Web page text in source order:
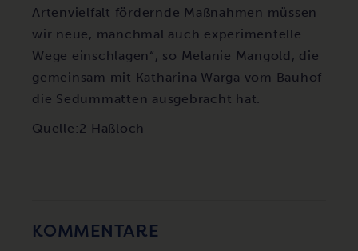
Artenvielfalt fördernde Maßnahmen müssen
wir neue, manchmal auch experimentelle
Wege einschlagen“, so Melanie Mangold, die
gemeinsam mit Katharina Warga vom Bauhof
die Sedummatten ausgebracht hat.
Quelle:2 Haßloch
KOMMENTARE